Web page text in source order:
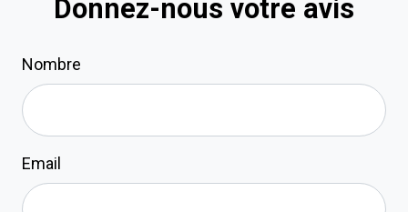
Donnez-nous votre avis
Nombre
Email